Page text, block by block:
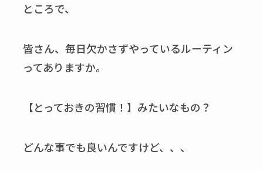
ところで、
皆さん、毎日欠かさずやっているルーティン
ってありますか。
【とっておきの習慣！】みたいなもの？
どんな事でも良いんですけど、、、